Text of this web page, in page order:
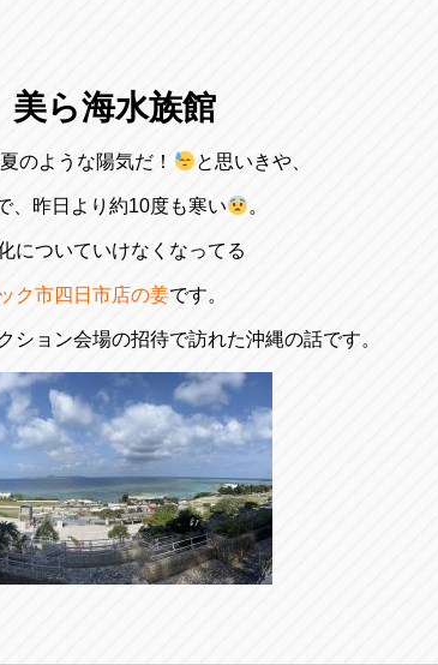
三重
059-331-6054
場元町5-2-8
アップル世田谷店
東京都世田谷区若林5-1-10
美ら海水族館
のような陽気だ！ と思いきや、
、昨日より約10度も寒い 。
についていけなくなってる
ク市四日市店の姜です。
ション会場の招待で訪れた沖縄の話です。